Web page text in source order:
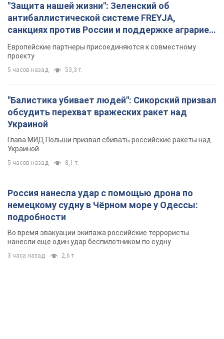
"Защита нашей жизни": Зеленский об
антибаллистической системе FREYJA,
санкциях против России и поддержке аграриев.
Видео
Европейские партнеры присоединяются к совместному
проекту
5 часов назад 53,3 т.
"Балистика убивает людей": Сикорский призвал
обсудить перехват вражеских ракет над
Украиной
Глава МИД Польши призвал сбивать российские ракеты над
Украиной
5 часов назад 8,1 т.
Россия нанесла удар с помощью дрона по
немецкому судну в Чёрном море у Одессы:
подробности
Во время эвакуации экипажа российские террористы
нанесли еще один удар беспилотником по судну
3 часа назад 2,6 т.